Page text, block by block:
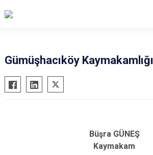
Gümüşhacıköy Kaymakamlığı
Büşra GÜNEŞ
Kaymakam